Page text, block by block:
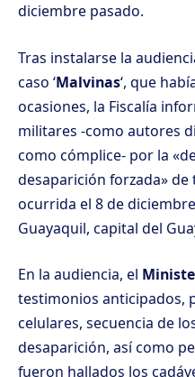
diciembre pasado.
Tras instalarse la
caso ‘Malvinas‘, que
ocasiones, la Fiscalía
militares -como autores
como cómplice- por la
desaparición forzada»
ocurrida el 8 de
Guayaquil, capital del
En la audiencia, el
testimonios anticipados,
celulares, secuencia de
desaparición, así como
fueron hallados los